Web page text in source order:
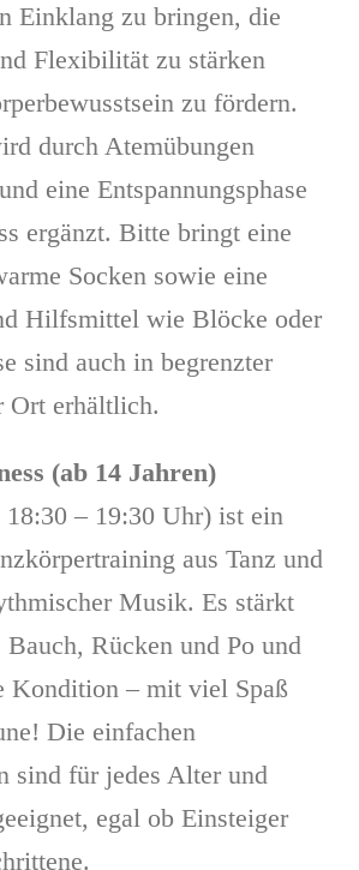
Einklang zu bringen, die
Flexibilität zu stärken
zu fördern.
durch Atemübungen
eine Entspannungsphase
ergänzt. Bitte bringt eine
Socken sowie eine
Hilfsmittel wie Blöcke oder
sind auch in begrenzter
Ort erhältlich.
(ab 14 Jahren)
18:30 – 19:30 Uhr) ist ein
aus Tanz und
Musik. Es stärkt
Rücken und Po und
Kondition – mit viel Spaß
Die einfachen
sind für jedes Alter und
egal ob Einsteiger